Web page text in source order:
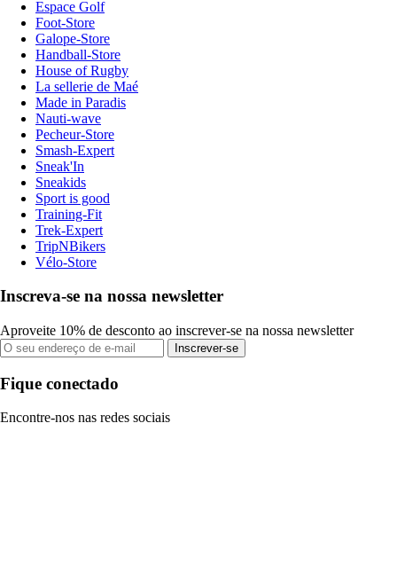
Espace Golf
Foot-Store
Galope-Store
Handball-Store
House of Rugby
La sellerie de Maé
Made in Paradis
Nauti-wave
Pecheur-Store
Smash-Expert
Sneak'In
Sneakids
Sport is good
Training-Fit
Trek-Expert
TripNBikers
Vélo-Store
Inscreva-se na nossa newsletter
Aproveite 10% de desconto ao inscrever-se na nossa newsletter
Inscrever-se
Fique conectado
Encontre-nos nas redes sociais